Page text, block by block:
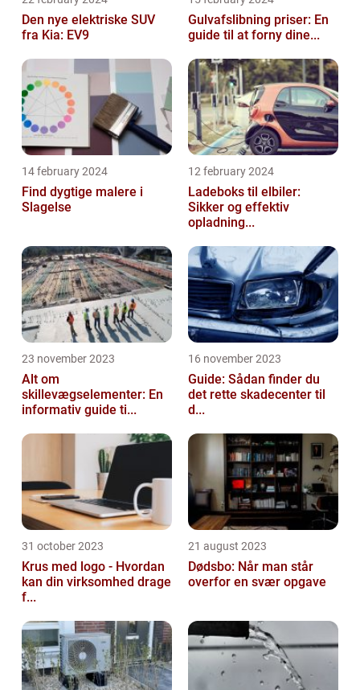
Den nye elektriske SUV
fra Kia: EV9
Gulvafslibning priser: En
guide til at forny dine...
14 february 2024
Find dygtige malere i
Slagelse
12 february 2024
Ladeboks til elbiler:
Sikker og effektiv
opladning...
23 november 2023
Alt om
skillevægselementer: En
informativ guide ti...
16 november 2023
Guide: Sådan finder du
det rette skadecenter til
d...
31 october 2023
Krus med logo - Hvordan
kan din virksomhed drage
f...
21 august 2023
Dødsbo: Når man står
overfor en svær opgave